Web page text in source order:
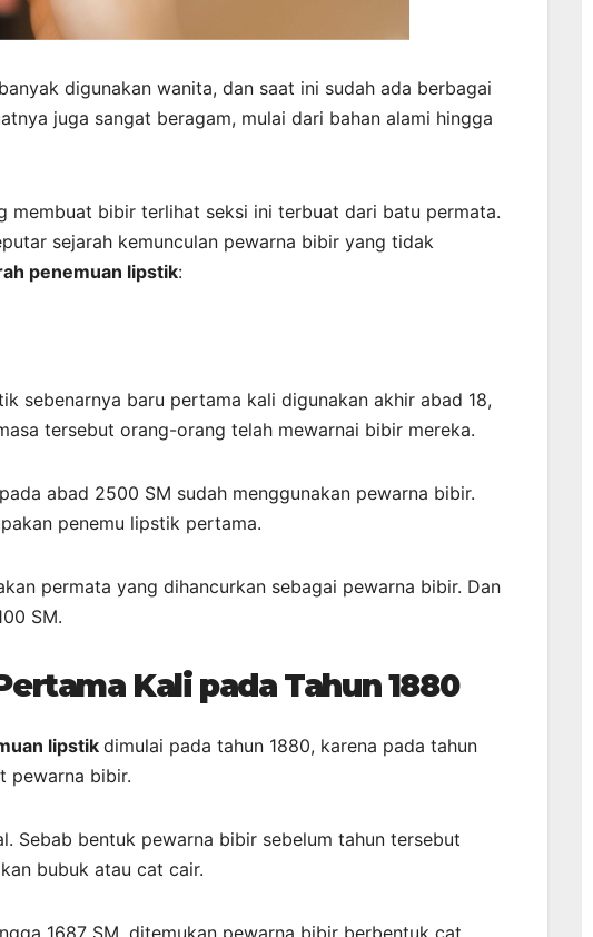
digunakan wanita, dan saat ini sudah ada berbagai
juga sangat beragam, mulai dari bahan alami hingga
membuat bibir terlihat seksi ini terbuat dari batu permata.
sejarah kemunculan pewarna bibir yang tidak
penemuan lipstik:
sebenarnya baru pertama kali digunakan akhir abad 18,
tersebut orang-orang telah mewarnai bibir mereka.
abad 2500 SM sudah menggunakan pewarna bibir.
penemu lipstik pertama.
permata yang dihancurkan sebagai pewarna bibir. Dan
SM.
Kali pada Tahun 1880
lipstik dimulai pada tahun 1880, karena pada tahun
pewarna bibir.
Sebab bentuk pewarna bibir sebelum tahun tersebut
bubuk atau cat cair.
1687 SM, ditemukan pewarna bibir berbentuk cat.